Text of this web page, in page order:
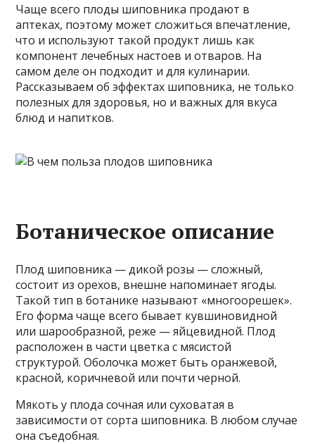
Чаще всего плоды шиповника продают в
аптеках, поэтому может сложиться впечатление,
что и используют такой продукт лишь как
компонент лечебных настоев и отваров. На
самом деле он подходит и для кулинарии.
Рассказываем об эффектах шиповника, не только
полезных для здоровья, но и важных для вкуса
блюд и напитков.
Ботаническое описание
Плод шиповника — дикой розы — сложный,
состоит из орехов, внешне напоминает ягоды.
Такой тип в ботанике называют «многоорешек».
Его форма чаще всего бывает кувшиновидной
или шарообразной, реже — яйцевидной. Плод
расположен в части цветка с мясистой
структурой. Оболочка может быть оранжевой,
красной, коричневой или почти черной.
Мякоть у плода сочная или суховатая в
зависимости от сорта шиповника. В любом случае
она съедобная.